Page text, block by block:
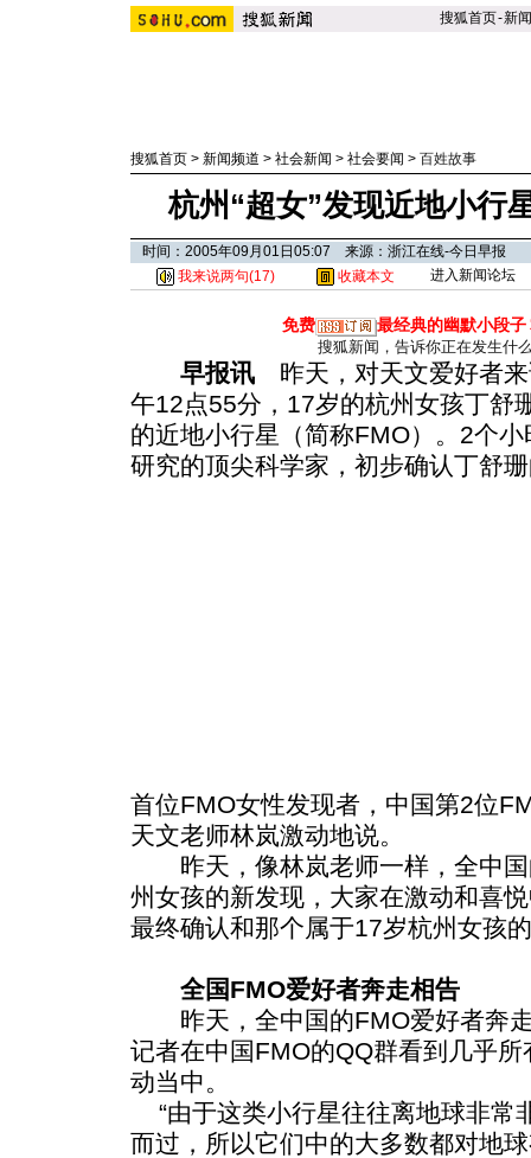
搜狐首页-新闻
搜狐首页 > 新闻频道 > 社会新闻 > 社会要闻 > 百姓故事
杭州“超女”发现近地小行
时间：2005年09月01日05:07 来源：浙江在线-今日早报
我来说两句(17) 收藏本文 进入新闻论坛
免费 最经典的幽默小段子
搜狐新闻，告诉你正在发生什
早报讯 昨天，对天文爱好者
午12点55分，17岁的杭州女孩丁舒
的近地小行星（简称FMO）。2个
研究的顶尖科学家，初步确认丁舒
首位FMO女性发现者，中国第2位
天文老师林岚激动地说。
昨天，像林岚老师一样，全中国
州女孩的新发现，大家在激动和喜
最终确认和那个属于17岁杭州女孩
全国FMO爱好者奔走相告
昨天，全中国的FMO爱好者奔走
记者在中国FMO的QQ群看到几乎
动当中。
“由于这类小行星往往离地球非常
而过，所以它们中的大多数都对地